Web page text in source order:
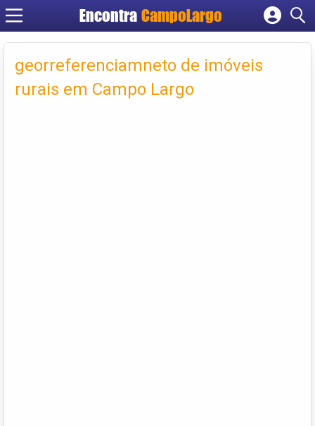
Encontra CampoLargo
Cadastrar empresa
Criar conta
georreferenciamneto de imóveis
rurais em Campo Largo